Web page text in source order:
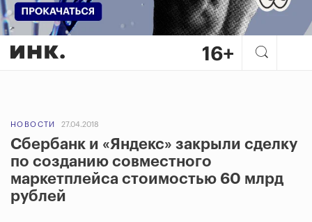
НОВОСТИ 27.04.2018
Сбербанк и «Яндекс» закрыли сделку
по созданию совместного
маркетплейса стоимостью 60 млрд
рублей